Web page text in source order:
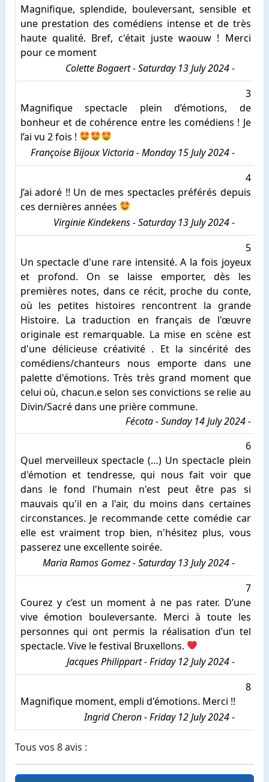
Magnifique, splendide, bouleversant, sensible et
une prestation des comédiens intense et de très
haute qualité. Bref, c'était juste waouw ! Merci
pour ce moment
Colette Bogaert - Saturday 13 July 2024 -
3
Magnifique spectacle plein d’émotions, de
bonheur et de cohérence entre les comédiens ! Je
l’ai vu 2 fois !
Françoise Bijoux Victoria - Monday 15 July 2024 -
4
J’ai adoré !! Un de mes spectacles préférés depuis
ces dernières années
Virginie Kindekens - Saturday 13 July 2024 -
5
Un spectacle d'une rare intensité. A la fois joyeux
et profond. On se laisse emporter, dès les
premières notes, dans ce récit, proche du conte,
où les petites histoires rencontrent la grande
Histoire. La traduction en français de l'œuvre
originale est remarquable. La mise en scène est
d'une délicieuse créativité . Et la sincérité des
comédiens/chanteurs nous emporte dans une
palette d'émotions. Très très grand moment que
celui où, chacun.e selon ses convictions se relie au
Divin/Sacré dans une prière commune.
Fécota - Sunday 14 July 2024 -
6
Quel merveilleux spectacle (…) Un spectacle plein
d'émotion et tendresse, qui nous fait voir que
dans le fond l'humain n'est peut être pas si
mauvais qu'il en a l'air, du moins dans certaines
circonstances. Je recommande cette comédie car
elle est vraiment trop bien, n'hésitez plus, vous
passerez une excellente soirée.
Maria Ramos Gomez - Saturday 13 July 2024 -
7
Courez y c’est un moment à ne pas rater. D’une
vive émotion bouleversante. Merci à toute les
personnes qui ont permis la réalisation d’un tel
spectacle. Vive le festival Bruxellons.
Jacques Philippart - Friday 12 July 2024 -
8
Magnifique moment, empli d'émotions. Merci !!
Ingrid Cheron - Friday 12 July 2024 -
Tous vos 8 avis :